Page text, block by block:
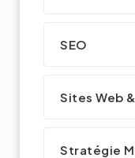
SEO
Sites Web
Stratégie